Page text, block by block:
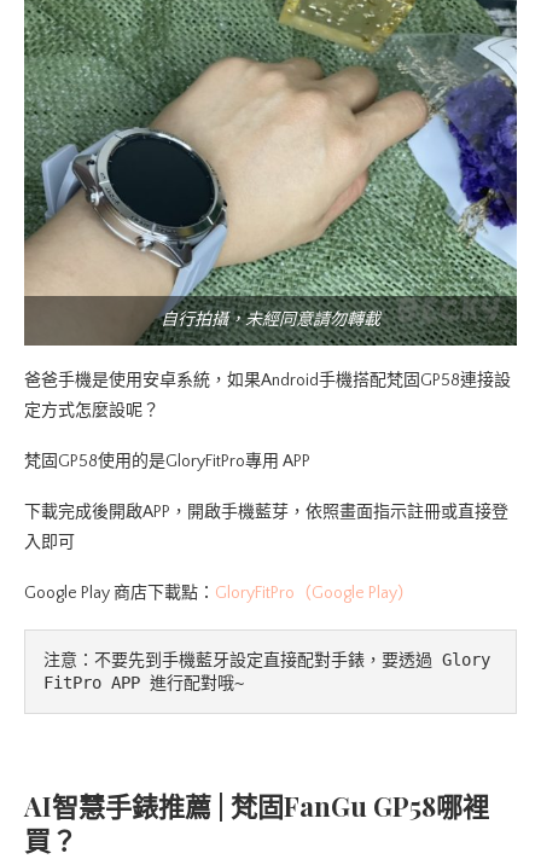
自行拍攝，未經同意請勿轉載
爸爸手機是使用安卓系統，如果Android手機搭配梵固GP58連接設
定方式怎麼設呢？
梵固GP58使用的是GloryFitPro專用 APP
下載完成後開啟APP，開啟手機藍芽，依照畫面指示註冊或直接登
入即可
Google Play 商店下載點： GloryFitPro（Google Play）
注意：不要先到手機藍牙設定直接配對手錶，要透過 Glory
FitPro APP 進行配對哦~
AI智慧手錶推薦 | 梵固FanGu GP58哪裡
買？